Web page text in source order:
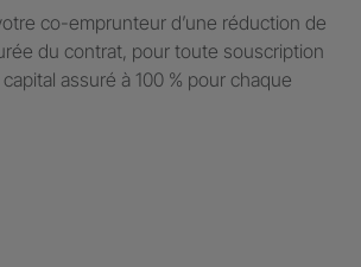
co-emprunteur d’une réduction de
du contrat, pour toute souscription
assuré à 100 % pour chaque